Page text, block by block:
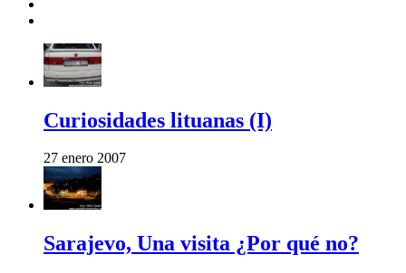
Curiosidades lituanas (I)
27 enero 2007
Sarajevo, Una visita ¿Por qué no?